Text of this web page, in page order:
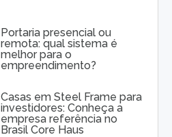
Portaria presencial ou
remota: qual sistema é
melhor para o
empreendimento?
Casas em Steel Frame para
investidores: Conheça a
empresa referência no
Brasil Core Haus